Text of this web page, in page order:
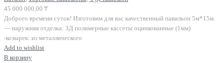
45 000 000,00 ₸
Доброго времени суток! Изготовим для вас качественный павильон 5м*15м.
— наружняя отделка: 3Д полимерные кассеты оцинкованные (1мм)
-козырек: из металлического
Add to wishlist
В корзину